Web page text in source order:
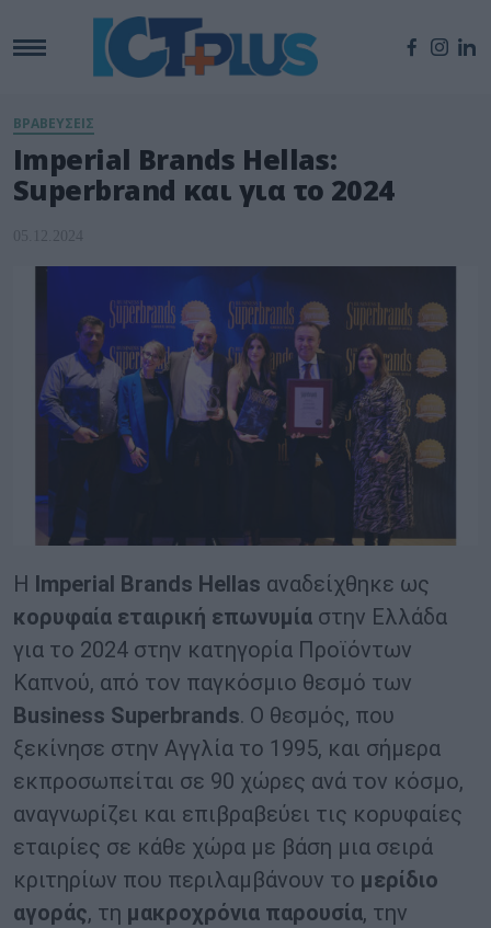
ΒΡΑΒΕΥΣΕΙΣ
Imperial Brands Hellas:
Superbrand και για το 2024
05.12.2024
Η Imperial Brands Hellas αναδείχθηκε ως
κορυφαία εταιρική επωνυμία στην Ελλάδα
για το 2024 στην κατηγορία Προϊόντων
Καπνού, από τον παγκόσμιο θεσμό των
Business Superbrands. Ο θεσμός, που
ξεκίνησε στην Αγγλία το 1995, και σήμερα
εκπροσωπείται σε 90 χώρες ανά τον κόσμο,
αναγνωρίζει και επιβραβεύει τις κορυφαίες
εταιρίες σε κάθε χώρα με βάση μια σειρά
κριτηρίων που περιλαμβάνουν το μερίδιο
αγοράς, τη μακροχρόνια παρουσία, την